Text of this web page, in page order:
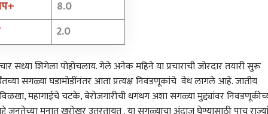
8.0
2.0
सध्या शिगेला पोहोचलाय. गेले अनेक महिने या प्रचाराची जोरदार तयारी सुरू
सगळ्या घडामोडींनंतर आता प्रत्यक्ष निवडणूकांचे वेध लागले आहे. जातीय
महागाईचे चटके, बेरोजगारीची धगधग अशा सगळ्या मुद्द्यांवर